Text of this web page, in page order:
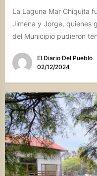
La Laguna Mar Chiquita
Jimena y Jorge, quienes
del Municipio pudieron
El Diario Del Pueblo
02/12/2024